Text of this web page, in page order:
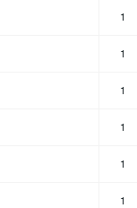
1
1
1
1
1
1